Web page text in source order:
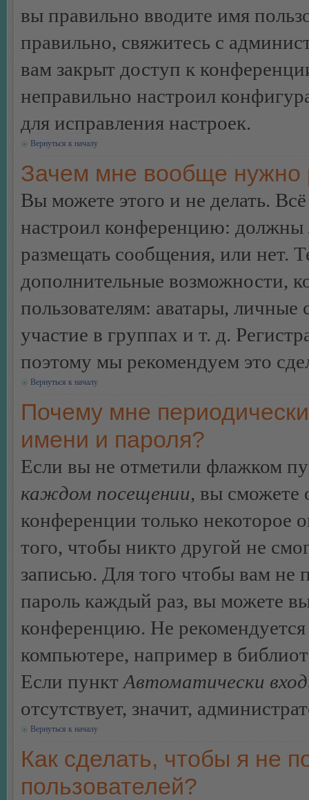
вы правильно вводите имя
правильно, свяжитесь с
вам закрыт доступ к
неправильно настроил
для исправления настроек.
Вернуться к началу
Зачем мне вообще нужно
Вы можете этого и не делать.
настроил конференцию: должны
размещать сообщения, или нет.
дополнительные возможности,
пользователям: аватары,
участие в группах и т. д.
поэтому мы рекомендуем это
Вернуться к началу
Почему мне
имени и пароля?
Если вы не отметили флажком
каждом посещении, вы сможете
конференции только некоторое
того, чтобы никто другой не
записью. Для того чтобы вам не
пароль каждый раз, вы можете
конференцию. Не
компьютере, например в
Если пункт Автоматически
отсутствует, значит,
Вернуться к началу
Как сделать, чтобы я не
пользователей?